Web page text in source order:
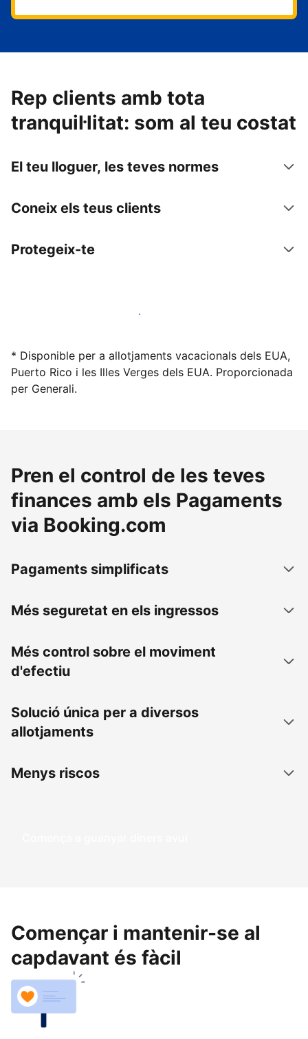
Rep clients amb tota
tranquil·litat: som al teu costat
El teu lloguer, les teves normes
Coneix els teus clients
Protegeix-te
Lloga l'allotjament amb nosaltres avui mateix
* Disponible per a allotjaments vacacionals dels EUA,
Puerto Rico i les Illes Verges dels EUA. Proporcionada
per Generali.
Pren el control de les teves
finances amb els Pagaments
via Booking.com
Pagaments simplificats
Més seguretat en els ingressos
Més control sobre el moviment
d'efectiu
Solució única per a diversos
allotjaments
Menys riscos
Comença a guanyar diners avui
Començar i mantenir-se al
capdavant és fàcil